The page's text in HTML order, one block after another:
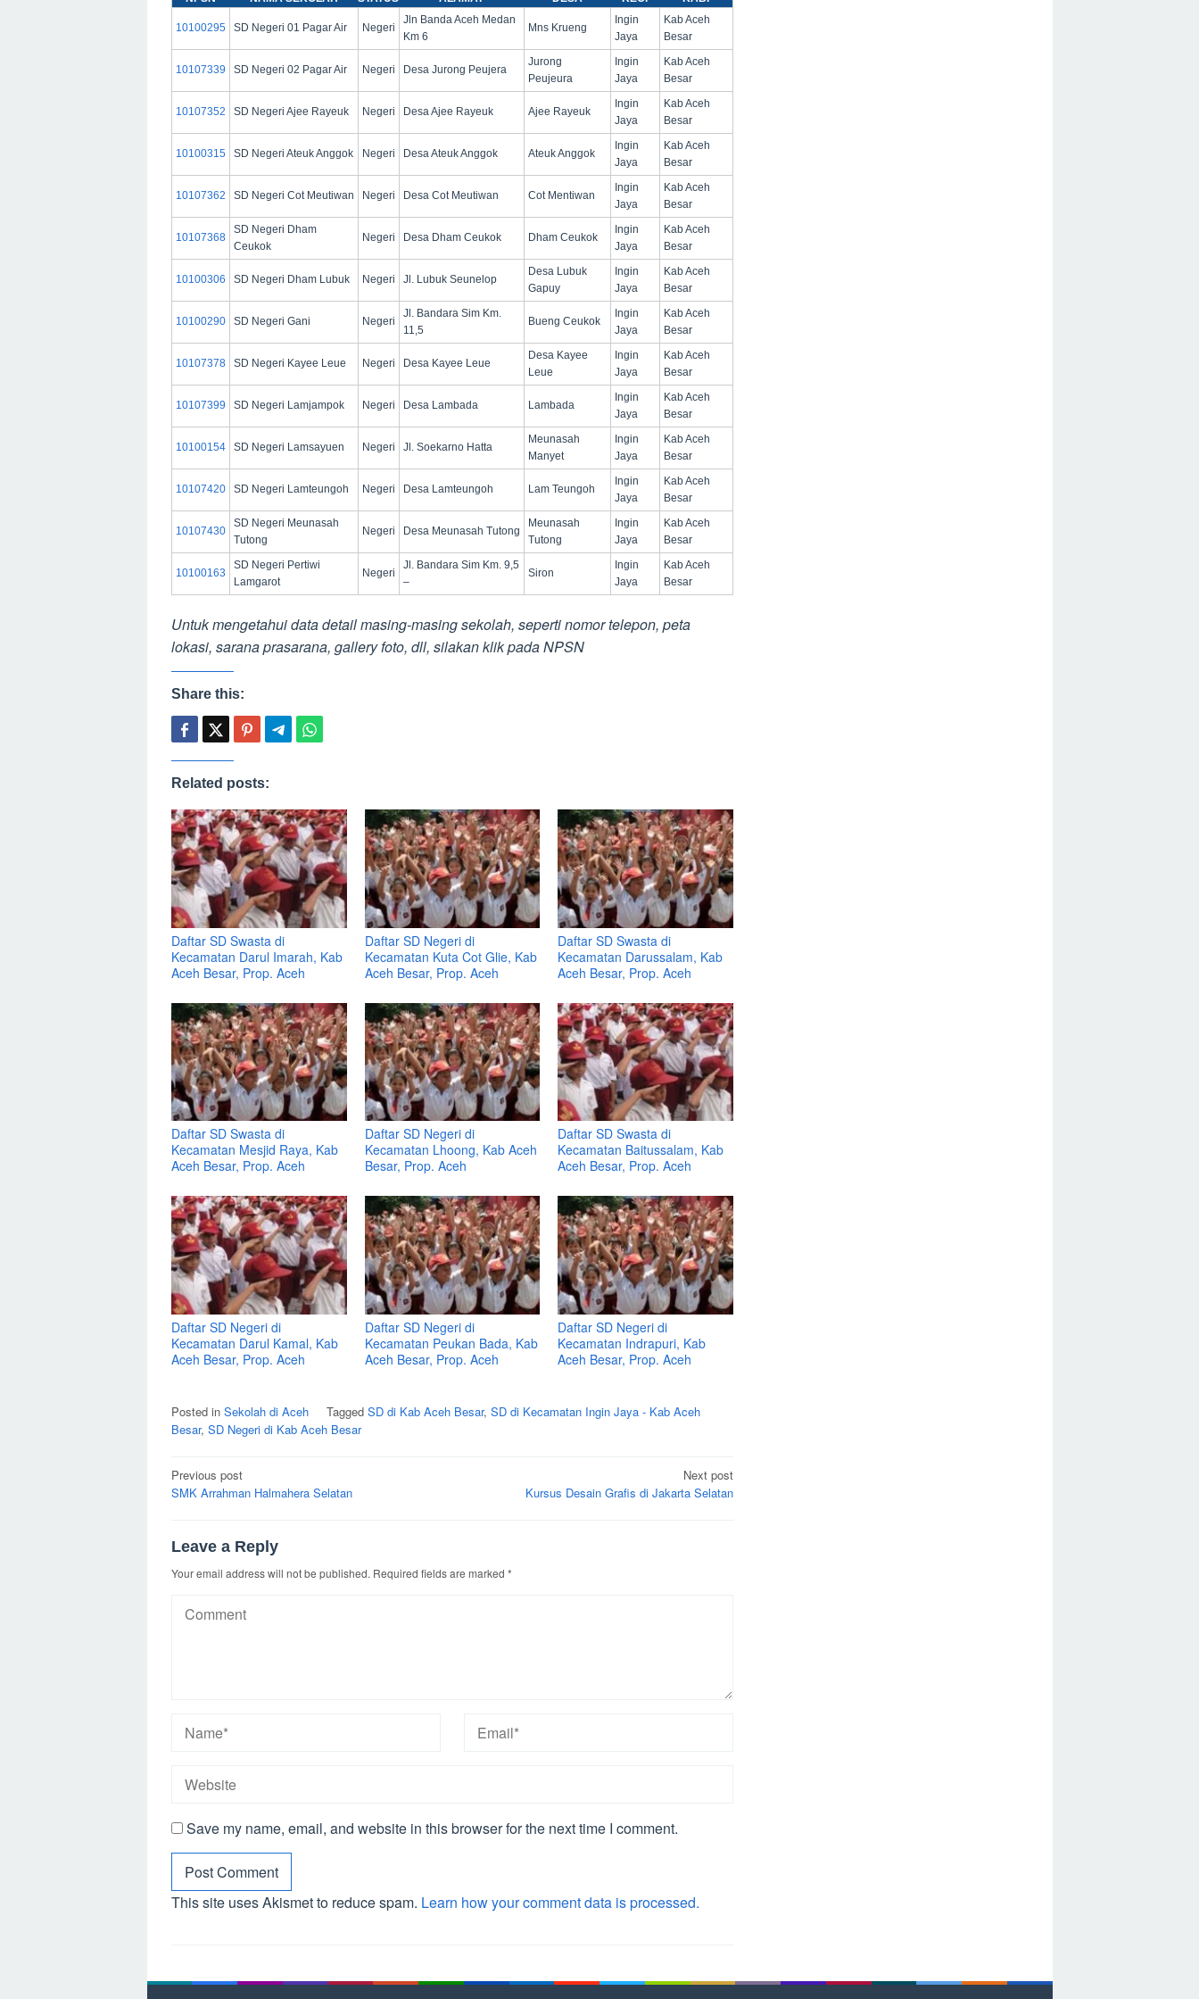
10100295 SD Negeri 01 Pagar Air Negeri
Jln Banda Aceh Medan
Km 6
Mns Krueng
Ingin
Jaya
Kab Aceh
Besar
10107339 SD Negeri 02 Pagar Air Negeri Desa Jurong Peujera
Jurong
Peujeura
Ingin
Jaya
Kab Aceh
Besar
10107352 SD Negeri Ajee Rayeuk Negeri Desa Ajee Rayeuk Ajee Rayeuk
Ingin
Jaya
Kab Aceh
Besar
10100315 SD Negeri Ateuk Anggok Negeri Desa Ateuk Anggok Ateuk Anggok
Ingin
Jaya
Kab Aceh
Besar
10107362 SD Negeri Cot Meutiwan Negeri Desa Cot Meutiwan Cot Mentiwan
Ingin
Jaya
Kab Aceh
Besar
10107368
SD Negeri Dham
Ceukok
Negeri Desa Dham Ceukok Dham Ceukok
Ingin
Jaya
Kab Aceh
Besar
10100306 SD Negeri Dham Lubuk Negeri Jl. Lubuk Seunelop
Desa Lubuk
Gapuy
Ingin
Jaya
Kab Aceh
Besar
10100290 SD Negeri Gani Negeri
Jl. Bandara Sim Km.
11,5
Bueng Ceukok
Ingin
Jaya
Kab Aceh
Besar
10107378 SD Negeri Kayee Leue Negeri Desa Kayee Leue
Desa Kayee
Leue
Ingin
Jaya
Kab Aceh
Besar
10107399 SD Negeri Lamjampok Negeri Desa Lambada Lambada
Ingin
Jaya
Kab Aceh
Besar
10100154 SD Negeri Lamsayuen Negeri Jl. Soekarno Hatta
Meunasah
Manyet
Ingin
Jaya
Kab Aceh
Besar
10107420 SD Negeri Lamteungoh Negeri Desa Lamteungoh Lam Teungoh
Ingin
Jaya
Kab Aceh
Besar
10107430
SD Negeri Meunasah
Tutong
Negeri Desa Meunasah Tutong
Meunasah
Tutong
Ingin
Jaya
Kab Aceh
Besar
10100163
SD Negeri Pertiwi
Lamgarot
Negeri
Jl. Bandara Sim Km. 9,5
–
Siron
Ingin
Jaya
Kab Aceh
Besar
Untuk mengetahui data detail masing-masing sekolah, seperti nomor telepon, peta
lokasi, sarana prasarana, gallery foto, dll, silakan klik pada NPSN
Share this:
Related posts:
Daftar SD Swasta di
Kecamatan Darul Imarah, Kab
Aceh Besar, Prop. Aceh
Daftar SD Negeri di
Kecamatan Kuta Cot Glie, Kab
Aceh Besar, Prop. Aceh
Daftar SD Swasta di
Kecamatan Darussalam, Kab
Aceh Besar, Prop. Aceh
Daftar SD Swasta di
Kecamatan Mesjid Raya, Kab
Aceh Besar, Prop. Aceh
Daftar SD Negeri di
Kecamatan Lhoong, Kab Aceh
Besar, Prop. Aceh
Daftar SD Swasta di
Kecamatan Baitussalam, Kab
Aceh Besar, Prop. Aceh
Daftar SD Negeri di
Kecamatan Darul Kamal, Kab
Aceh Besar, Prop. Aceh
Daftar SD Negeri di
Kecamatan Peukan Bada, Kab
Aceh Besar, Prop. Aceh
Daftar SD Negeri di
Kecamatan Indrapuri, Kab
Aceh Besar, Prop. Aceh
Posted in Sekolah di Aceh Tagged SD di Kab Aceh Besar, SD di Kecamatan Ingin Jaya - Kab Aceh
Besar, SD Negeri di Kab Aceh Besar
Post
navigation
Previous post
SMK Arrahman Halmahera Selatan
Next post
Kursus Desain Grafis di Jakarta Selatan
Leave a Reply
Your email address will not be published. Required fields are marked *
Save my name, email, and website in this browser for the next time I comment.
This site uses Akismet to reduce spam. Learn how your comment data is processed.